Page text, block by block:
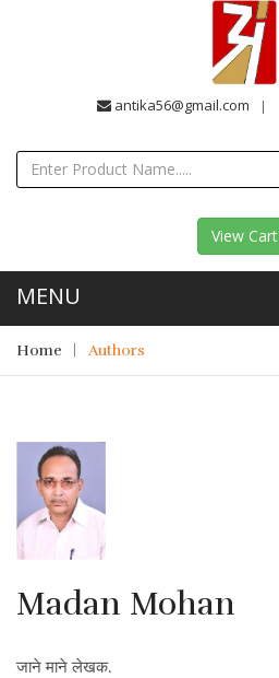
antika56@gmail.com
View Cart
Home Authors
Madan Mohan
जाने माने लेखक.